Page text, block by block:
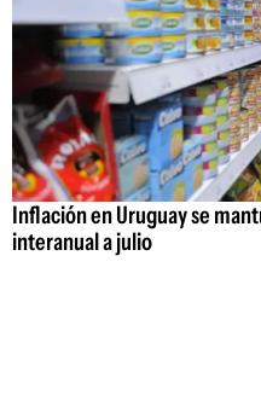
Inflación en Uruguay se
interanual a julio